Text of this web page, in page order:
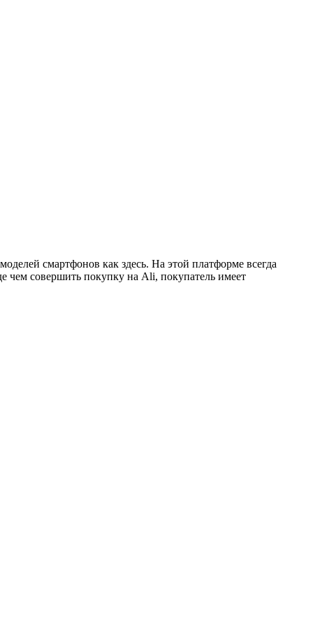
смартфонов как здесь. На этой платформе всегда
чем совершить покупку на Ali, покупатель имеет